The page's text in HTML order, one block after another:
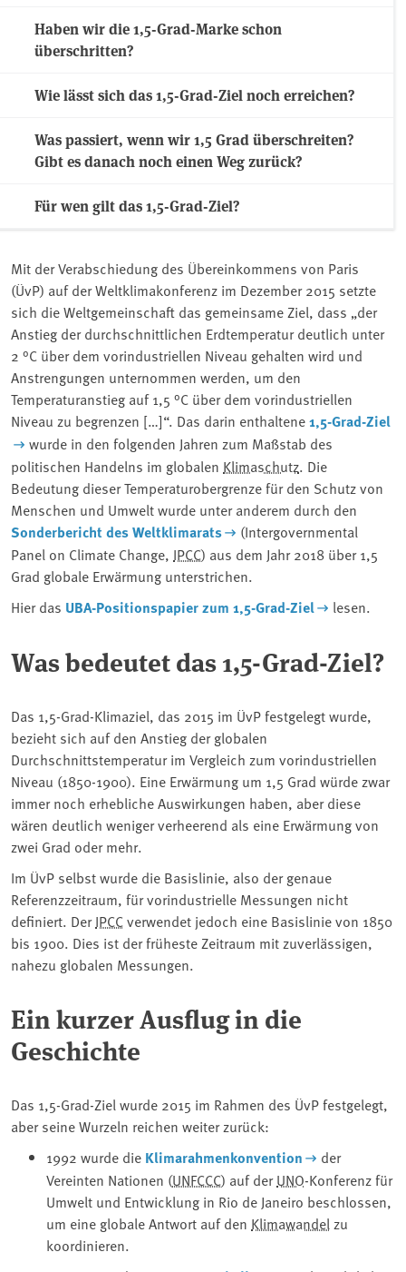
Haben wir die 1,5-Grad-Marke schon
überschritten?
Wie lässt sich das 1,5-Grad-Ziel noch erreichen?
Was passiert, wenn wir 1,5 Grad überschreiten?
Gibt es danach noch einen Weg zurück?
Für wen gilt das 1,5-Grad-Ziel?
Mit der Verabschiedung des Übereinkommens von Paris
(ÜvP) auf der Weltklimakonferenz im Dezember 2015 setzte
sich die Weltgemeinschaft das gemeinsame Ziel, dass „der
Anstieg der durchschnittlichen Erdtemperatur deutlich unter
2 °C über dem vorindustriellen Niveau gehalten wird und
Anstrengungen unternommen werden, um den
Temperaturanstieg auf 1,5 °C über dem vorindustriellen
Niveau zu begrenzen […]“. Das darin enthaltene1,5-Grad-Ziel
wurde in den folgenden Jahren zum Maßstab des
politischen Handelns im globalen Klimaschutz. Die
Bedeutung dieser Temperaturobergrenze für den Schutz von
Menschen und Umwelt wurde unter anderem durch den
Sonderbericht des Weltklimarats
(Intergovernmental
Panel on Climate Change, IPCC) aus dem Jahr 2018 über 1,5
Grad globale Erwärmung unterstrichen.
Hier das UBA-Positionspapier zum 1,5-Grad-Ziel lesen.
Was bedeutet das 1,5-Grad-Ziel?
Das 1,5-Grad-Klimaziel, das 2015 im ÜvP festgelegt wurde,
bezieht sich auf den Anstieg der globalen
Durchschnittstemperatur im Vergleich zum vorindustriellen
Niveau (1850-1900). Eine Erwärmung um 1,5 Grad würde zwar
immer noch erhebliche Auswirkungen haben, aber diese
wären deutlich weniger verheerend als eine Erwärmung von
zwei Grad oder mehr.
Im ÜvP selbst wurde die Basislinie, also der genaue
Referenzzeitraum, für vorindustrielle Messungen nicht
definiert. DerIPCCverwendet jedoch eine Basislinie von 1850
bis 1900. Dies ist der früheste Zeitraum mit zuverlässigen,
nahezu globalen Messungen.
Ein kurzer Ausflug in die
Geschichte
Das 1,5-Grad-Ziel wurde 2015 im Rahmen des ÜvP festgelegt,
aber seine Wurzeln reichen weiter zurück:
1992 wurde die Klimarahmenkonvention
der
Vereinten Nationen (UNFCCC) auf derUNO-Konferenz für
Umwelt und Entwicklung in Rio de Janeiro beschlossen,
um eine globale Antwort auf den Klimawandel zu
koordinieren.